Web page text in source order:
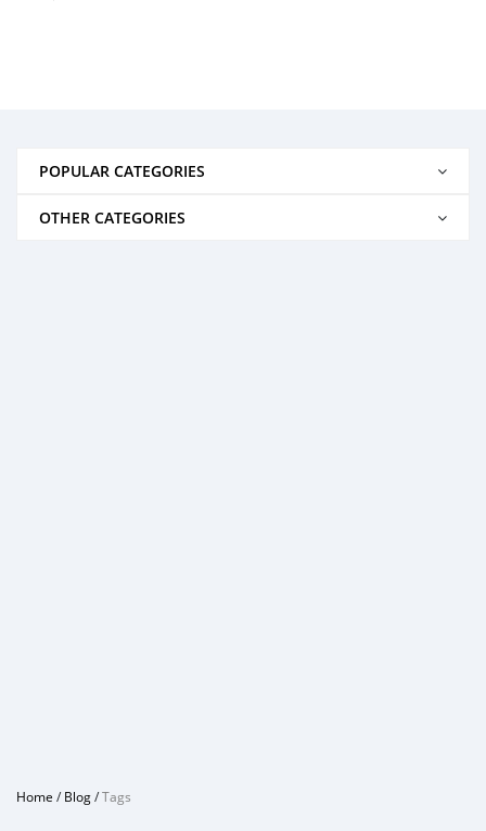
POPULAR CATEGORIES
OTHER CATEGORIES
Home /Blog/Tags